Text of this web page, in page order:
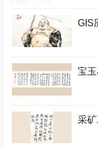
GIS
宝
采